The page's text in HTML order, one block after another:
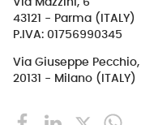
Via Mazzini, 6
43121 - Parma (ITALY)
P.IVA: 01756990345
Via Giuseppe Pecchio,
20131 - Milano (ITALY)